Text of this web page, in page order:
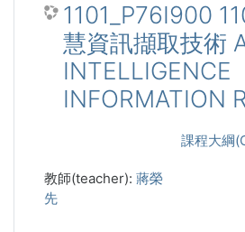
1101_P76I900
慧資訊擷取技術
INTELLIGENCE
INFORMATION
課程大綱
教師(teacher): 蔣榮
先